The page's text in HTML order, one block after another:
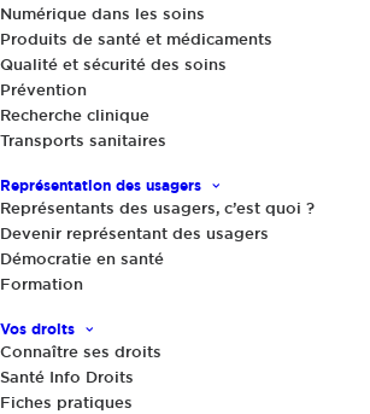
Numérique dans les soins
Produits de santé et médicaments
Qualité et sécurité des soins
Prévention
Recherche clinique
Transports sanitaires
Représentation des usagers
Représentants des usagers, c’est quoi ?
Devenir représentant des usagers
Démocratie en santé
Formation
Vos droits
Connaître ses droits
Santé Info Droits
Fiches pratiques
Actualités
Vers un hôpital plus vert